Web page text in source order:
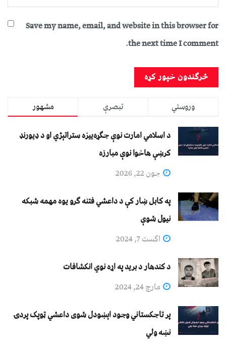
Save my name, email, and website in this browser for
the next time I comment.
مشهور تبصرې
وروستي
د اسلامي امارت نوې جګړه‌ییزه ستراتېژي او د ډیورنډ
کرښې هاخوا نوې مبارزه
جون 22, 2026
په کابل ښار کې د داعشي فتنه ګرو يوه مهمه شبکه
نيول شوې
اگست 7, 2024
د کندهار د برید په اړه نوي انکشافات
مارچ 24, 2024
پر تاجکستاني وجود اېښودل شوی داعشي ټوپک پردۍ
نښه ولي